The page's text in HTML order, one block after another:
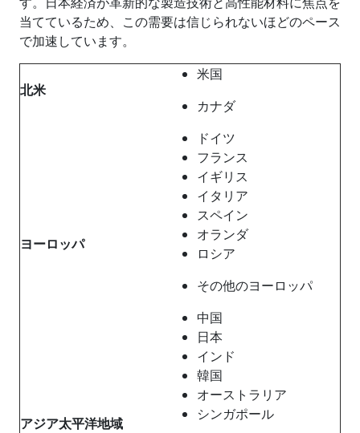
当てているため、この需要は信じられないほどのペース
で加速しています。
北米
米国
カナダ
ヨーロッパ
ドイツ
フランス
イギリス
イタリア
スペイン
オランダ
ロシア
その他のヨーロッパ
アジア太平洋地域
中国
日本
インド
韓国
オーストラリア
シンガポール